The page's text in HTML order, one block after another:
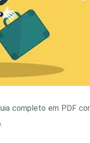
completo em PDF